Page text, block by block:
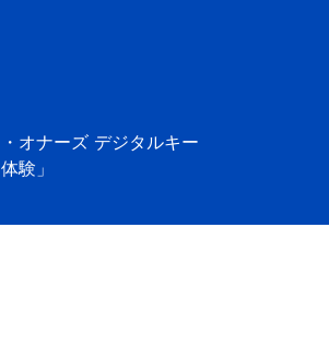
オナーズ
験」
デジタルキー